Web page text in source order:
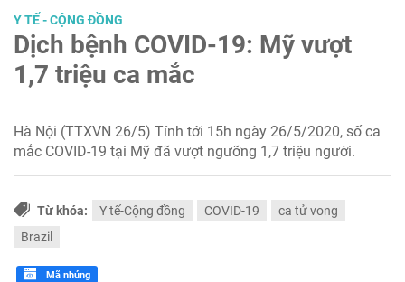
Y TẾ - CỘNG ĐỒNG
Dịch bệnh COVID-19: Mỹ vượt
1,7 triệu ca mắc
Hà Nội (TTXVN 26/5) Tính tới 15h ngày 26/5/2020, số ca
mắc COVID-19 tại Mỹ đã vượt ngưỡng 1,7 triệu người.
Từ khóa: Y tế-Cộng đồng COVID-19
ca tử vong
Brazil
Mã nhúng